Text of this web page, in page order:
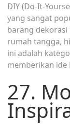
DIY (Do-It-
yang sangat
barang
rumah tangga,
ini adalah
memberikan ide
27.